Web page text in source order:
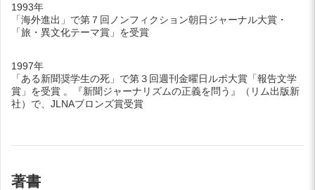
1993年
「海外進出」で第７回ノンフィクション朝日ジャーナル大賞・
「旅・異文化テーマ賞」を受賞
1997年
「ある新聞奨学生の死」で第３回週刊金曜日ルポ大賞「報告文学
賞」を受賞 。『新聞ジャーナリズムの正義を問う』（リム出版新
社）で、JLNAブロンズ賞受賞
著書